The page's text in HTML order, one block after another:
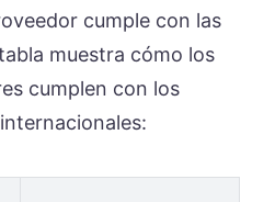
cumple con las
muestra cómo los
cumplen con los